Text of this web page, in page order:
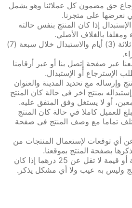
حق مضمون كل عملائنا وهو يشمل
نعرضها على متجرنا.
إذا كان المنتج بنفس حالته
ومغلفا بالغلاف الأصلي.
– الاسترجاع خلال ثلاثة (3) أيام والاستبدال خلال سبعة (7)
عبر صفحة إتصل بنا أو عبر أرقامنا
الإسترجاع أو الإستبدال.
وإرساله مع تحديد المدينة والعنوان
بمنتج اخر في حالة كان المنتج
أو لا يستغل وفق المتفق عليه.
للعميل كاملا في حالة كان المنتج
تماما مع وصف المنتج في صفحة
أي توقعات لإستعمال المنتجات من
بصفحة المنتج بموقعنا.
– تخصم 30 بالمائة أو قيمة لا تقل عن 25 درهما إذا كان
وليس به عيب ولا أي مشكل يذكر.